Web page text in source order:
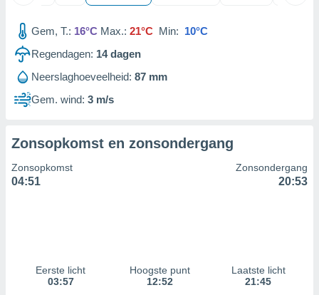
Gem, T.: 16°C Max.: 21°C Min: 10°C
Regendagen: 14dagen
Neerslaghoeveelheid: 87 mm
Gem. wind: 3 m/s
Zonsopkomst en zonsondergang
Zonsopkomst
04:51
Zonsondergang
20:53
Eerste licht
03:57
Hoogste punt
12:52
Laatste licht
21:45